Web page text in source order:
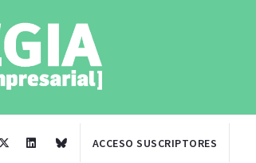
ACCESO SUSCRIPTORES